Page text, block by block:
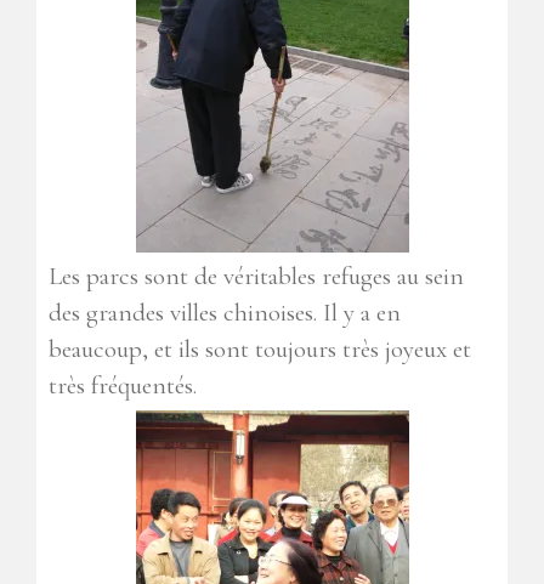
Les parcs sont de véritables refuges au sein
des grandes villes chinoises. Il y a en
beaucoup, et ils sont toujours très joyeux et
très fréquentés.